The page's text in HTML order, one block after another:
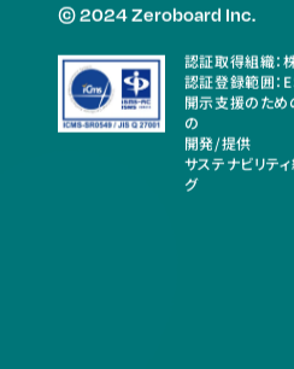
© 2024 Zeroboard Inc.
認証取得組織：
認証登録範囲：
開示支援のため
の
開発/提供
サステナビリテ
グ